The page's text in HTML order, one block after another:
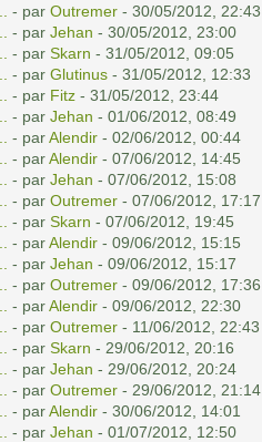
- par Outremer- 30/05/2012, 22:43
- par Jehan - 30/05/2012, 23:00
- par Skarn - 31/05/2012, 09:05
- par Glutinus- 31/05/2012, 12:33
- par Fitz- 31/05/2012, 23:44
- par Jehan - 01/06/2012, 08:49
- parAlendir- 02/06/2012, 00:44
- parAlendir- 07/06/2012, 14:45
- par Jehan - 07/06/2012, 15:08
- par Outremer- 07/06/2012, 17:17
- par Skarn - 07/06/2012, 19:45
- parAlendir- 09/06/2012, 15:15
- par Jehan - 09/06/2012, 15:17
- par Outremer- 09/06/2012, 17:36
- parAlendir- 09/06/2012, 22:30
- par Outremer- 11/06/2012, 22:43
- par Skarn - 29/06/2012, 20:16
- par Jehan - 29/06/2012, 20:24
- par Outremer- 29/06/2012, 21:14
- parAlendir- 30/06/2012, 14:01
- par Jehan - 01/07/2012, 12:50